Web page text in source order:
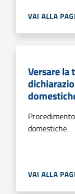
VAI ALLA
Versare la
domestiche
VAI ALLA